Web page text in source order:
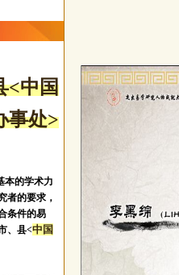
<中国
事处>
本的学术力
者的要求，
条件的易
、县<中国